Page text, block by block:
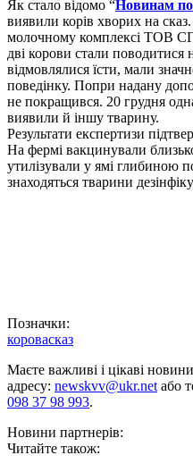
Як стало відомо “Новинам
виявили корів хворих на
молочному комплексі ТОВ
дві корови стали поводитися
відмовлялися їсти, мали
поведінку. Попри надану
не покращився. 20 грудня
виявили й іншу тварину.
Результати експертизи
На фермі вакцинували
утилізували у ямі глибиною
знаходяться тварини
Позначки:
коровасказ
Маєте важливі і цікаві
адресу: newskvv@ukr.netабо
098 37 98 993.
Новини партнерів:
Читайте також: